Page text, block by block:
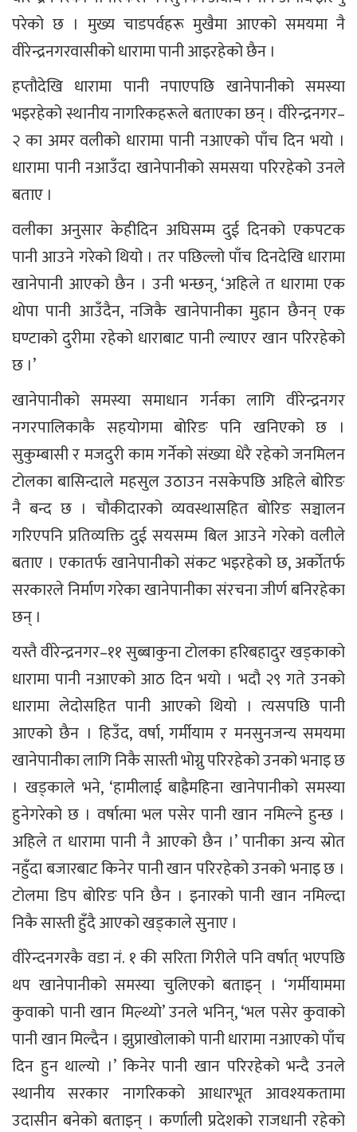
परेको छ । मुख्य चाडपर्वहरू मुखैमा आएको समयमा नै
वीरेन्द्रनगरवासीको धारामा पानी आइरहेको छैन ।
हप्तौदेखि धारामा पानी नपाएपछि खानेपानीको समस्या
भइरहेको स्थानीय नागरिकहरूले बताएका छन् । वीरेन्द्रनगर–
२ का अमर वलीको धारामा पानी नआएको पाँच दिन भयो ।
धारामा पानी नआउँदा खानेपानीको समसया परिरहेको उनले
बताए ।
वलीका अनुसार केहीदिन अघिसम्म दुई दिनको एकपटक
पानी आउने गरेको थियो । तर पछिल्लो पाँच दिनदेखि धारामा
खानेपानी आएको छैन । उनी भन्छन्, ‘अहिले त धारामा एक
थोपा पानी आउँदैन, नजिकै खानेपानीका मुहान छैनन् एक
घण्टाको दुरीमा रहेको धाराबाट पानी ल्याएर खान परिरहेको
छ ।’
खानेपानीको समस्या समाधान गर्नका लागि वीरेन्द्रनगर
नगरपालिकाकै सहयोगमा बोरिङ पनि खनिएको छ ।
सुकुम्बासी र मजदुरी काम गर्नेको संख्या धेरै रहेको जनमिलन
टोलका बासिन्दाले महसुल उठाउन नसकेपछि अहिले बोरिङ
नै बन्द छ । चौकीदारको व्यवस्थासहित बोरिङ सञ्चालन
गरिएपनि प्रतिव्यक्ति दुई सयसम्म बिल आउने गरेको वलीले
बताए । एकातर्फ खानेपानीको संकट भइरहेको छ, अर्कोतर्फ
सरकारले निर्माण गरेका खानेपानीका संरचना जीर्ण बनिरहेका
छन् ।
यस्तै वीरेन्द्रनगर–११ सुब्बाकुना टोलका हरिबहादुर खड्काको
धारामा पानी नआएको आठ दिन भयो । भदौ २९ गते उनको
धारामा लेदोसहित पानी आएको थियो । त्यसपछि पानी
आएको छैन । हिउँद, वर्षा, गर्मीयाम र मनसुनजन्य समयमा
खानेपानीका लागि निकै सास्ती भोग्नु परिरहेको उनको भनाइ छ
। खड्काले भने, ‘हामीलाई बाह्रैमहिना खानेपानीको समस्या
हुनेगरेको छ । वर्षात्मा भल पसेर पानी खान नमिल्ने हुन्छ ।
अहिले त धारामा पानी नै आएको छैन ।’ पानीका अन्य स्रोत
नहुँदा बजारबाट किनेर पानी खान परिरहेको उनको भनाइ छ ।
टोलमा डिप बोरिङ पनि छैन । इनारको पानी खान नमिल्दा
निकै सास्ती हुँदै आएको खड्काले सुनाए ।
वीरेन्दनगरकै वडा नं. १ की सरिता गिरीले पनि वर्षात् भएपछि
थप खानेपानीको समस्या चुलिएको बताइन् । ‘गर्मीयाममा
कुवाको पानी खान मिल्थ्यो’ उनले भनिन्, ‘भल पसेर कुवाको
पानी खान मिल्दैन । झुप्राखोलाको पानी धारामा नआएको पाँच
दिन हुन थाल्यो ।’ किनेर पानी खान परिरहेको भन्दै उनले
स्थानीय सरकार नागरिकको आधारभूत आवश्यकतामा
उदासीन बनेको बताइन् । कर्णाली प्रदेशको राजधानी रहेको